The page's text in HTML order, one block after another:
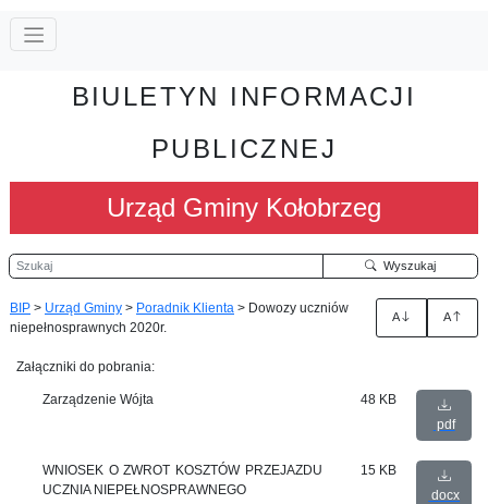
BIULETYN INFORMACJI
PUBLICZNEJ
Urząd Gminy Kołobrzeg
Szukaj Wyszukaj
BIP > Urząd Gminy > Poradnik Klienta > Dowozy uczniów
niepełnosprawnych 2020r.
A A
Załączniki do pobrania:
Zarządzenie Wójta
48 KB
pdf
WNIOSEK O ZWROT KOSZTÓW PRZEJAZDU
UCZNIA NIEPEŁNOSPRAWNEGO
15 KB
docx